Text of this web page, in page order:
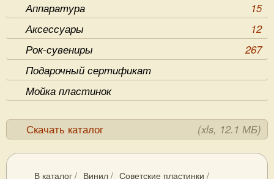
Аппаратура
15
Аксессуары
12
Рок-сувениры
267
Подарочный сертификат
Мойка пластинок
Скачать каталог (xls, 12.1 МБ)
В каталог / Винил / Советские пластинки /